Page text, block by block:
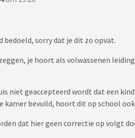
naar school moeten. Maar in
hebben ze goed getrainde mensen
uurtjes per maand dat ik op
hun groep en steeds worden
dat klasgenootjes haar griezel
waarschijnlijk ook waar is, maar ik vind
of ik dit mijn kind wel wil
bedoeld, sorry dat je dit zo opvat.
je hoort als volwassenen
niet geaccepteerd wordt dat een
kamer bevuild, hoort dit op school
dat hier geen correctie op volgt